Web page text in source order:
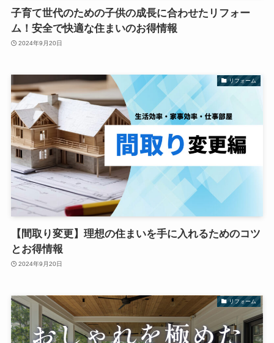
子育て世代のための子供の成長に合わせたリフォー
ム！安全で快適な住まいのお得情報
2024年9月20日
リフォーム
【間取り変更】理想の住まいを手に入れるためのコツ
とお得情報
2024年9月20日
リフォーム